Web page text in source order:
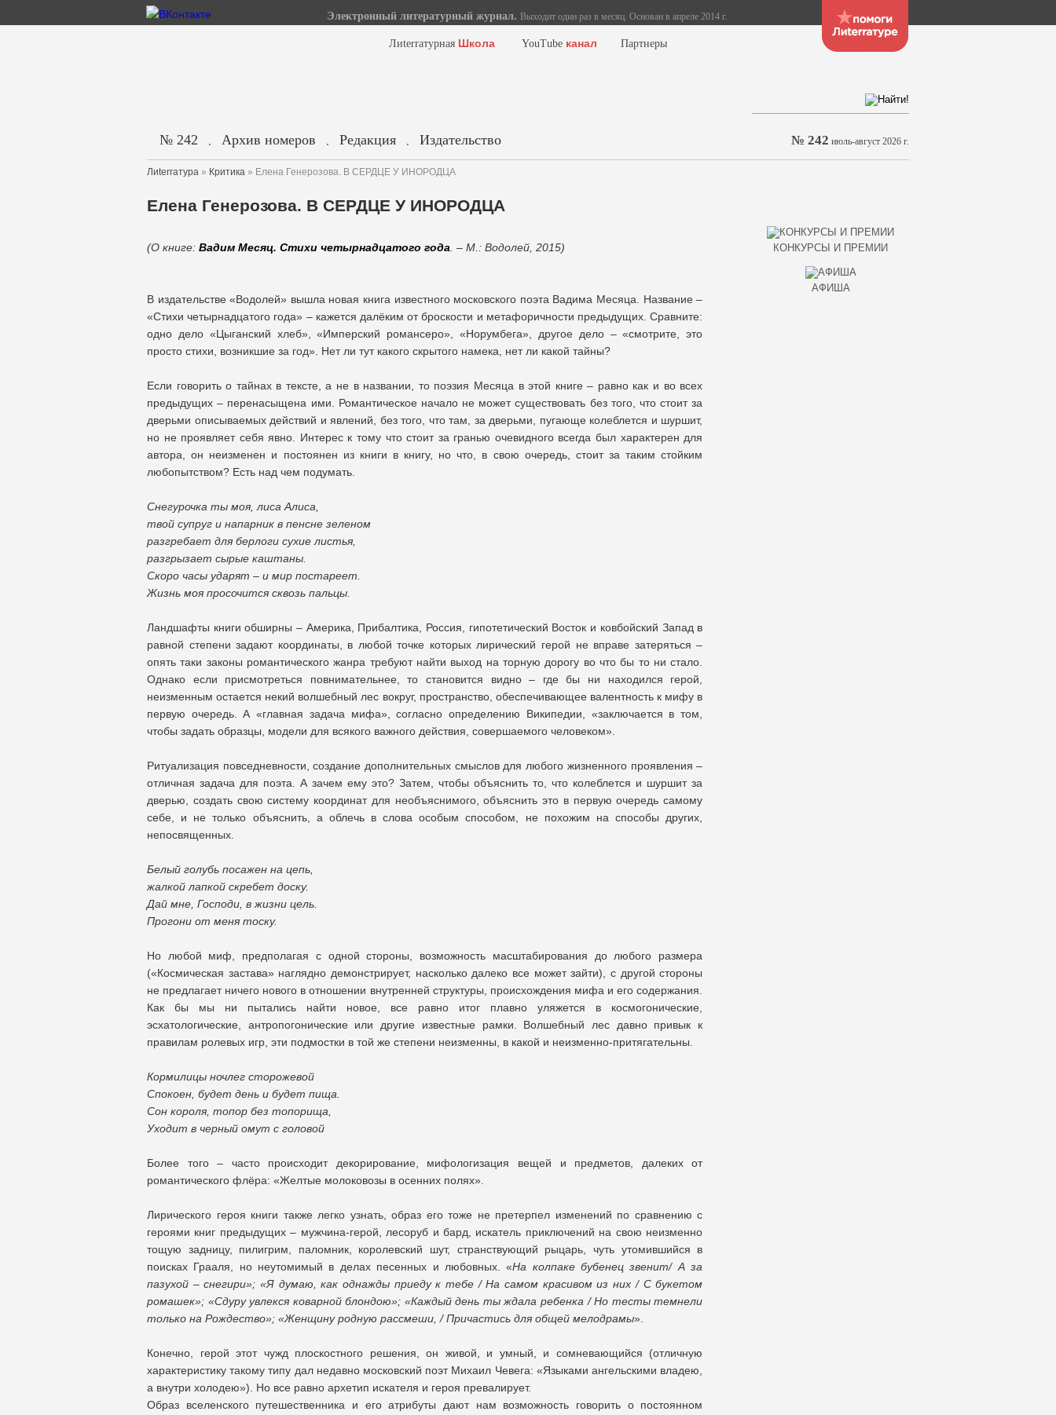
Электронный литературный журнал. Выходит один раз в месяц. Основан в апреле 2014 г.
Лиterraтурная Школа YouTube канал Партнеры
№ 242 . Архив номеров . Редакция . Издательство № 242 июль-август 2026 г.
Лиterraтура » Критика » Елена Генерозова. В СЕРДЦЕ У ИНОРОДЦА
Елена Генерозова. В СЕРДЦЕ У ИНОРОДЦА
(О книге: Вадим Месяц. Стихи четырнадцатого года . – М.: Водолей, 2015)
В издательстве «Водолей» вышла новая книга известного московского поэта Вадима Месяца. Название –
«Стихи четырнадцатого года» – кажется далёким от броскости и метафоричности предыдущих. Сравните:
одно дело «Цыганский хлеб», «Имперский романсеро», «Норумбега», другое дело – «смотрите, это
просто стихи, возникшие за год». Нет ли тут какого скрытого намека, нет ли какой тайны?
Если говорить о тайнах в тексте, а не в названии, то поэзия Месяца в этой книге – равно как и во всех
предыдущих – перенасыщена ими. Романтическое начало не может существовать без того, что стоит за
дверьми описываемых действий и явлений, без того, что там, за дверьми, пугающе колеблется и шуршит,
но не проявляет себя явно. Интерес к тому что стоит за гранью очевидного всегда был характерен для
автора, он неизменен и постоянен из книги в книгу, но что, в свою очередь, стоит за таким стойким
любопытством? Есть над чем подумать.
Снегурочка ты моя, лиса Алиса,
твой супруг и напарник в пенсне зеленом
разгребает для берлоги сухие листья,
разгрызает сырые каштаны.
Скоро часы ударят – и мир постареет.
Жизнь моя просочится сквозь пальцы.
Ландшафты книги обширны – Америка, Прибалтика, Россия, гипотетический Восток и ковбойский Запад в
равной степени задают координаты, в любой точке которых лирический герой не вправе затеряться –
опять таки законы романтического жанра требуют найти выход на торную дорогу во что бы то ни стало.
Однако если присмотреться повнимательнее, то становится видно – где бы ни находился герой,
неизменным остается некий волшебный лес вокруг, пространство, обеспечивающее валентность к мифу в
первую очередь. А «главная задача мифа», согласно определению Википедии, «заключается в том,
чтобы задать образцы, модели для всякого важного действия, совершаемого человеком».
Ритуализация повседневности, создание дополнительных смыслов для любого жизненного проявления –
отличная задача для поэта. А зачем ему это? Затем, чтобы объяснить то, что колеблется и шуршит за
дверью, создать свою систему координат для необъяснимого, объяснить это в первую очередь самому
себе, и не только объяснить, а облечь в слова особым способом, не похожим на способы других,
непосвященных.
Белый голубь посажен на цепь,
жалкой лапкой скребет доску.
Дай мне, Господи, в жизни цель.
Прогони от меня тоску.
Но любой миф, предполагая с одной стороны, возможность масштабирования до любого размера
(«Космическая застава» наглядно демонстрирует, насколько далеко все может зайти), с другой стороны
не предлагает ничего нового в отношении внутренней структуры, происхождения мифа и его содержания.
Как бы мы ни пытались найти новое, все равно итог плавно уляжется в космогонические,
эсхатологические, антропогонические или другие известные рамки. Волшебный лес давно привык к
правилам ролевых игр, эти подмостки в той же степени неизменны, в какой и неизменно-притягательны.
Кормилицы ночлег сторожевой
Спокоен, будет день и будет пища.
Сон короля, топор без топорища,
Уходит в черный омут с головой
Более того – часто происходит декорирование, мифологизация вещей и предметов, далеких от
романтического флёра: «Желтые молоковозы в осенних полях».
Лирического героя книги также легко узнать, образ его тоже не претерпел изменений по сравнению с
героями книг предыдущих – мужчина-герой, лесоруб и бард, искатель приключений на свою неизменно
тощую задницу, пилигрим, паломник, королевский шут, странствующий рыцарь, чуть утомившийся в
поисках Грааля, но неутомимый в делах песенных и любовных. «На колпаке бубенец звенит/ А за
пазухой – снегири»; «Я думаю, как однажды приеду к тебе / На самом красивом из них / С букетом
ромашек»; «Сдуру увлекся коварной блондою»; «Каждый день ты ждала ребенка / Но тесты темнели
только на Рождество»; «Женщину родную рассмеши, / Причастись для общей мелодрамы».
Конечно, герой этот чужд плоскостного решения, он живой, и умный, и сомневающийся (отличную
характеристику такому типу дал недавно московский поэт Михаил Чевега: «Языками ангельскими владею,
а внутри холодею»). Но все равно архетип искателя и героя превалирует.
Образ вселенского путешественника и его атрибуты дают нам возможность говорить о постоянном
КОНКУРСЫ И ПРЕМИИ
АФИША